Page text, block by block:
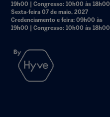
19h00 | Congresso: 10h00 às 18h00
Sexta-feira 07 de maio, 2027
Credenciamento e feira: 09h00 às
19h00 | Congresso: 10h00 às 18h00